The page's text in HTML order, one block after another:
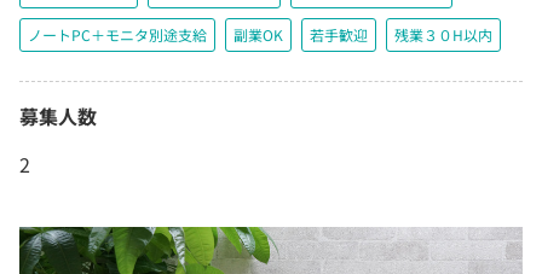
ノートPC＋モニタ別途支給 副業OK 若手歓迎 残業３０H以内
募集人数
2